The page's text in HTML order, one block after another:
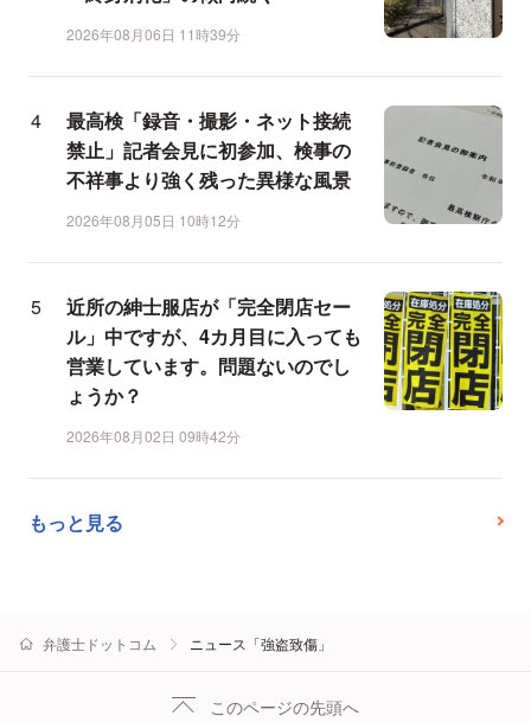
2026年08月06日 11時39分
最高検「録音・撮影・ネット接続
禁止」記者会見に初参加、検事の
不祥事より強く残った異様な風景
2026年08月05日 10時12分
近所の紳士服店が「完全閉店セー
ル」中ですが、4カ月目に入っても
営業しています。問題ないのでし
ょうか？
2026年08月02日 09時42分
もっと見る
弁護士ドットコム ニュース「強盗致傷」
このページの先頭へ